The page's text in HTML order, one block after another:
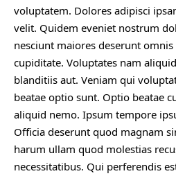
voluptatem. Dolores adipisci
velit. Quidem eveniet nostrum
nesciunt maiores deserunt
cupiditate. Voluptates nam
blanditiis aut. Veniam qui
beatae optio sunt. Optio beatae
aliquid nemo. Ipsum tempore
Officia deserunt quod magnam
harum ullam quod molestias
necessitatibus. Qui perferendis